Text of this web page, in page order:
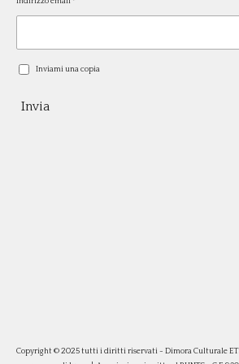
Inviami una copia
Invia
Copyright © 2025 tutti i diritti riservati - Dimora Culturale